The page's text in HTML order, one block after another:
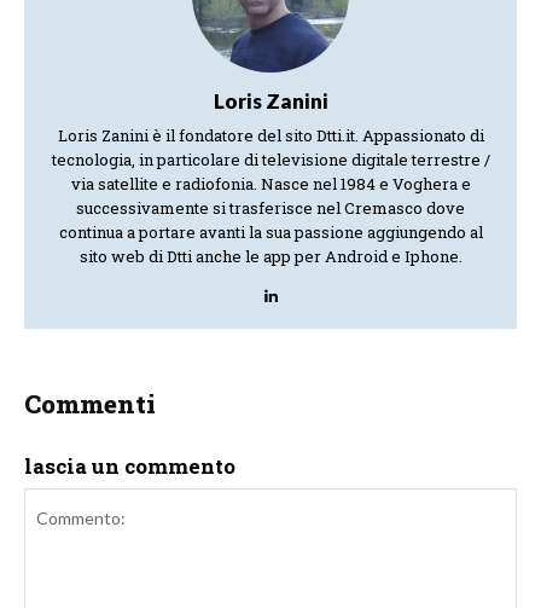
Loris Zanini
Loris Zanini è il fondatore del sito Dtti.it. Appassionato di
tecnologia, in particolare di televisione digitale terrestre /
via satellite e radiofonia. Nasce nel 1984 e Voghera e
successivamente si trasferisce nel Cremasco dove
continua a portare avanti la sua passione aggiungendo al
sito web di Dtti anche le app per Android e Iphone.
Commenti
lascia un commento